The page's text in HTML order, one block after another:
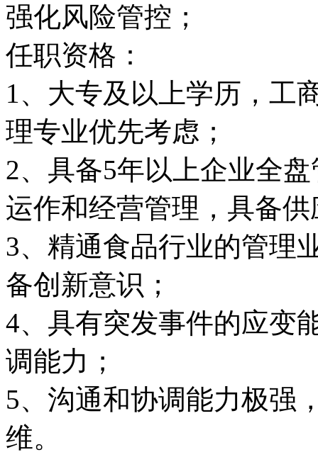
强化风险管控；
任职资格：
1、大专及以上学历，工
理专业优先考虑；
2、具备5年以上企业全
运作和经营管理，具备
3、精通食品行业的管理
备创新意识；
4、具有突发事件的应变
调能力；
5、沟通和协调能力极强
维。